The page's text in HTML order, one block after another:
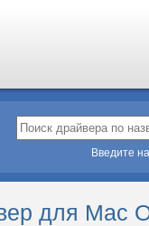
Введите
для Mac